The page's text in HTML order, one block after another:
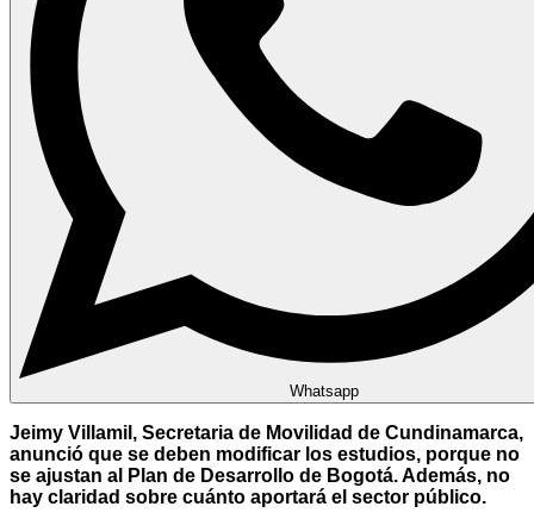
Whatsapp
Jeimy Villamil, Secretaria de Movilidad de Cundinamarca,
anunció que se deben modificar los estudios, porque no
se ajustan al Plan de Desarrollo de Bogotá. Además, no
hay claridad sobre cuánto aportará el sector público.